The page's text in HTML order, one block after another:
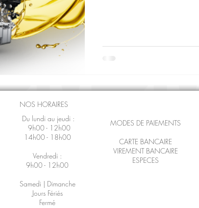
NOS HORAIRES
Du lundi au jeudi :
9h00 - 12h00
14h00 - 18h00
Vendredi :
9h00 - 12h00
Samedi | Dimanche
Jours Fériés
Fermé
MODES DE PAIEMENTS
CARTE BANCAIRE
VIREMENT BANCAIRE
ESPECES